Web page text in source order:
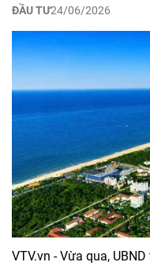
ĐẦU TƯ24/06/2026
VTV.vn - Vừa qua,